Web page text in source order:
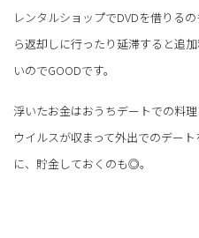
レンタルショップでDVDを借りる
ら返却しに行ったり延滞すると追
いのでGOODです。
浮いたお金はおうちデートでの料
ウイルスが収まって外出でのデー
に、貯金しておくのも◎。